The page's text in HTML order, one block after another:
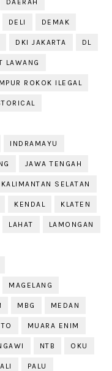
DAERAH
DELI DEMAK
DKI JAKARTA DL
LAWANG
ROKOK ILEGAL
INDRAMAYU
JAWA TENGAH
KALIMANTAN SELATAN
KENDAL KLATEN
LAHAT LAMONGAN
MAGELANG
MBG MEDAN
MUARA ENIM
NTB OKU
PALU